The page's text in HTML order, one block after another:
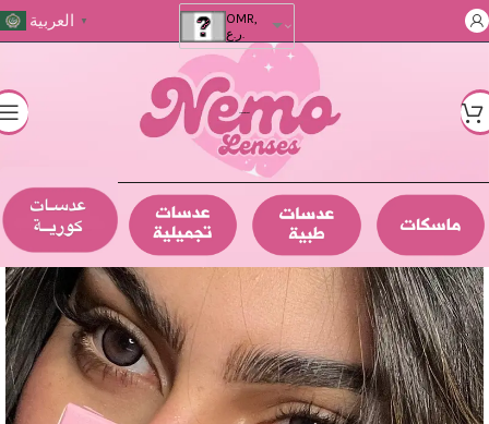
العربية ▼
OMR,
ر.ع.